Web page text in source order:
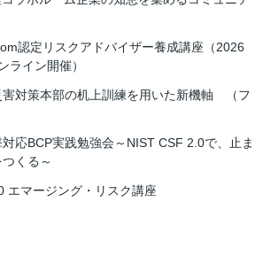
認定リスクアドバイザー養成講座（2026
ライン開催）
害対策本部の机上訓練を用いた新機軸 （フ
応BCP実践勉強会～NIST CSF 2.0で、止ま
くる～
エマージング・リスク講座